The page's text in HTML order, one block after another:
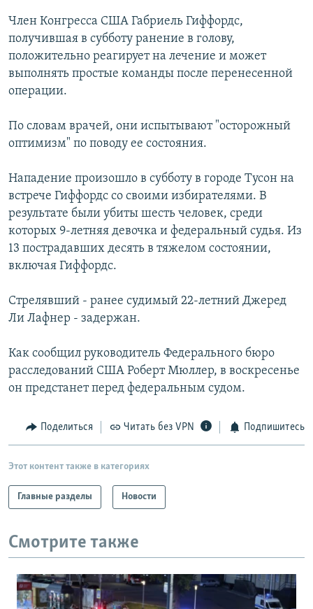
Все сайты РСЕ/РС
Член Конгресса США Габриель Гиффордс,
получившая в субботу ранение в голову,
положительно реагирует на лечение и может
выполнять простые команды после перенесенной
операции.
По словам врачей, они испытывают "осторожный
оптимизм" по поводу ее состояния.
Нападение произошло в субботу в городе Тусон на
встрече Гиффордс со своими избирателями. В
результате были убиты шесть человек, среди
которых 9-летняя девочка и федеральный судья. Из
13 пострадавших десять в тяжелом состоянии,
включая Гиффордс.
Стрелявший - ранее судимый 22-летний Джеред
Ли Лафнер - задержан.
Как сообщил руководитель Федерального бюро
расследований США Роберт Мюллер, в воскресенье
он предстанет перед федеральным судом.
Поделиться Читать без VPN Подпишитесь
Этот контент также в категориях
Главные разделы Новости
Смотрите также